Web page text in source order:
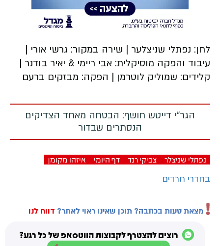
לחן: נפתלי שניצלער | שירה במקור: גרשי אורי |
עיבוד והפקה מוסיקלית: אבי ריימי & יאיר בודנר |
קלידים: שמוליק לוטרמן | הפקה: מבזקים ברעם
הגר"י דייטש חושף: הבטחה מאחד הצדיקים
הנסתרים שבדור
נפתלי שניצלר צביקי רנד דף היומי איזהו מקומן
בחדרי חרדים
מצאת טעות בכתבה? תוכן שאינו ראוי לאתר? דווח לנו
רוצים להצטרף לקבוצות הווטסאפ של כל רגע?